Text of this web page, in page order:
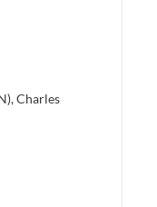
Charles